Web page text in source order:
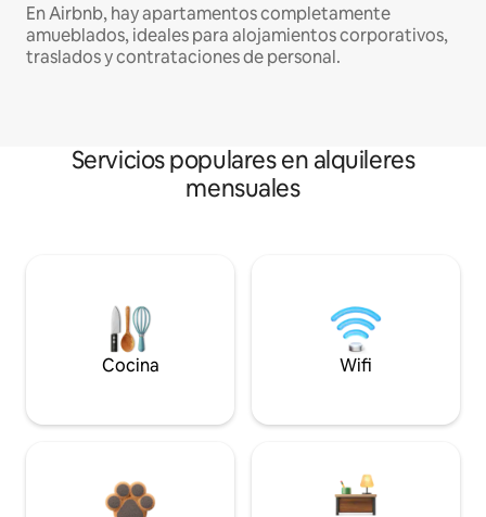
En Airbnb, hay apartamentos completamente
amueblados, ideales para alojamientos corporativos,
traslados y contrataciones de personal.
Servicios populares en alquileres
mensuales
Cocina Wifi